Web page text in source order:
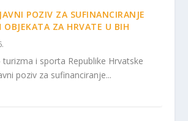
POZIV ZA SUFINANCIRANJE
OBJEKATA ZA HRVATE U BIH
i sporta Republike Hrvatske
poziv za sufinanciranje...